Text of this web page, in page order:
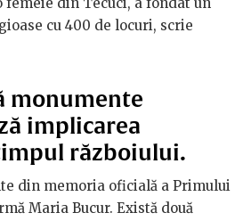
femeie din Tecuci, a fondat un
cu 400 de locuri, scrie
monumente
implicarea
războiului.
din memoria oficială a Primului
Maria Bucur. Există două